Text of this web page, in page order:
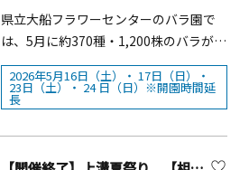
ころ-』2026年2月21日（土）13：00～
14：00 講師：小林 優子（岡田美術館
学芸員）学芸員ギャラリートーク特別
展「愛でたい美術」2026年12月26日～
2026年5月29日毎週金曜日11：00～※
&nbsp;
場所 日本大通り、神奈川県庁本庁舎、
象の鼻パーク 主催 ベトナムフェスタin
神奈川実行委員会、駐日ベトナム社会
主義共和国大使館、神奈川県＜イベン
トの詳細は、公式ホームページで順次
公開します。＞ベトナムフェスタ in 神
節」を、どうぞお楽しみください。※
雨天時の催行はイベント毎に異なりま
す。
さに「昭和という時代を生きた画家」
でした。昭和18（1943）年、東京美術
学校（現・東京藝術大学）油画科に入
学、伊原宇三郎、安井曾太郎から指導
を受けますが、同20（1945）年5月に
県立大船フラワーセンターのバラ園で
は、5月に約370種・1,200株のバラが見
頃を迎えます。地元・鎌倉市の育種家
大月啓仲氏が、古都鎌倉 にふさわしい
バラを目指して10年以上の歳月をかけ
2026年5月16日（土）・ 17日（日）・
23日（土）・ 24 日（日）※開園時間延
長